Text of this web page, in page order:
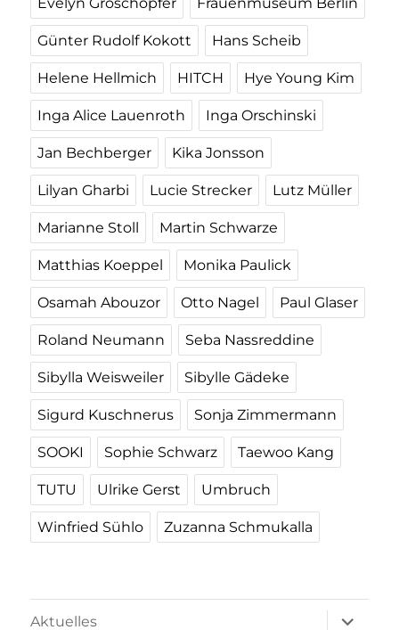
Evelyn Groschopfer Frauenmuseum Berlin
Günter Rudolf Kokott Hans Scheib
Helene Hellmich HITCH Hye Young Kim
Inga Alice Lauenroth Inga Orschinski
Jan Bechberger Kika Jonsson
Lilyan Gharbi Lucie Strecker Lutz Müller
Marianne Stoll Martin Schwarze
Matthias Koeppel Monika Paulick
Osamah Abouzor Otto Nagel Paul Glaser
Roland Neumann Seba Nassreddine
Sibylla Weisweiler Sibylle Gädeke
Sigurd Kuschnerus Sonja Zimmermann
SOOKI Sophie Schwarz Taewoo Kang
TUTU Ulrike Gerst Umbruch
Winfried Sühlo Zuzanna Schmukalla
Aktuelles